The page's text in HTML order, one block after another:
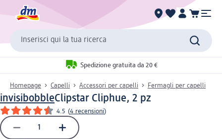
Inserisci qui la tua ricerca
Spedizione gratuita da 20 €
Homepage Capelli Accessori per capelli Fermagli per capelli
invisibobbleClipstar Cliphue, 2 pz
4.5 (4 recensioni)